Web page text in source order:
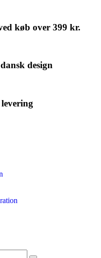
køb over 399 kr.
design
levering